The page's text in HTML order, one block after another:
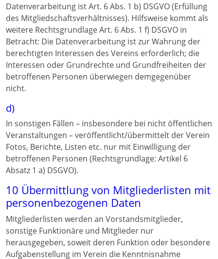
Datenverarbeitung ist Art. 6 Abs. 1 b) DSGVO (Erfüllung
des Mitgliedschaftsverhältnisses). Hilfsweise kommt als
weitere Rechtsgrundlage Art. 6 Abs. 1 f) DSGVO in
Betracht: Die Datenverarbeitung ist zur Wahrung der
berechtigten Interessen des Vereins erforderlich; die
Interessen oder Grundrechte und Grundfreiheiten der
betroffenen Personen überwiegen demgegenüber
nicht.
d)
In sonstigen Fällen – insbesondere bei nicht öffentlichen
Veranstaltungen – veröffentlicht/übermittelt der Verein
Fotos, Berichte, Listen etc. nur mit Einwilligung der
betroffenen Personen (Rechtsgrundlage: Artikel 6
Absatz 1 a) DSGVO).
10 Übermittlung von Mitgliederlisten mit
personenbezogenen Daten
Mitgliederlisten werden an Vorstandsmitglieder,
sonstige Funktionäre und Mitglieder nur
herausgegeben, soweit deren Funktion oder besondere
Aufgabenstellung im Verein die Kenntnisnahme